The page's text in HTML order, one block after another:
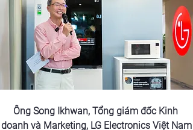
Ông Song Ikhwan, Tổng giám đốc Kinh
doanh và Marketing, LG Electronics Việt Nam